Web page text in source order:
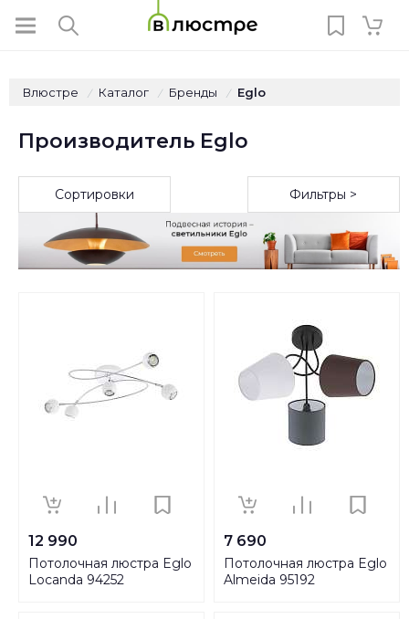
Влюстре / Каталог / Бренды / Eglo
Производитель Eglo
Сортировки Фильтры >
12 990
Потолочная люстра Eglo
Locanda 94252
7 690
Потолочная люстра Eglo
Almeida 95192